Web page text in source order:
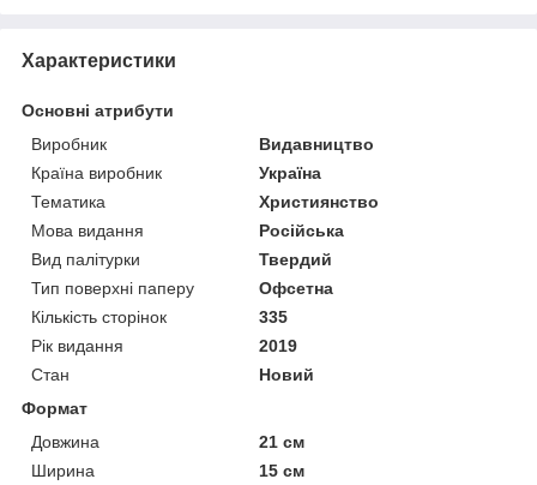
Характеристики
Основні атрибути
Виробник
Видавництво
Країна виробник
Україна
Тематика
Християнство
Мова видання
Російська
Вид палітурки
Твердий
Тип поверхні паперу
Офсетна
Кількість сторінок
335
Рік видання
2019
Стан
Новий
Формат
Довжина
21 см
Ширина
15 см